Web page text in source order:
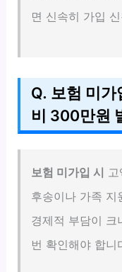
면 신속히 가입
Q. 보험 미가
비 300만원
보험 미가입 시
후송이나 가족 지
경제적 부담이 크
번 확인해야 합니